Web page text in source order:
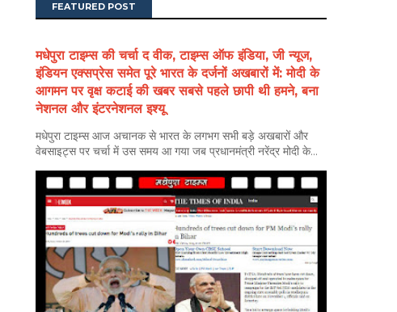
FEATURED POST
मधेपुरा टाइम्स की चर्चा द वीक, टाइम्स ऑफ इंडिया, जी न्यूज,
इंडियन एक्सप्रेस समेत पूरे भारत के दर्जनों अखबारों में: मोदी के
आगमन पर वृक्ष कटाई की खबर सबसे पहले छापी थी हमने, बना
नेशनल और इंटरनेशनल इश्यू
मधेपुरा टाइम्स आज अचानक से भारत के लगभग सभी बड़े अखबारों और
वेबसाइट्स पर चर्चा में उस समय आ गया जब प्रधानमंत्री नरेंद्र मोदी के...